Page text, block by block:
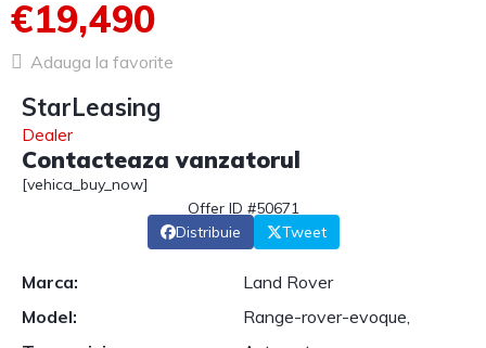
€19,490
Adauga la favorite
StarLeasing
Dealer
Contacteaza vanzatorul
[vehica_buy_now]
Offer ID #50671
Distribuie
Tweet
Marca:
Land Rover
Model:
Range-rover-evoque,